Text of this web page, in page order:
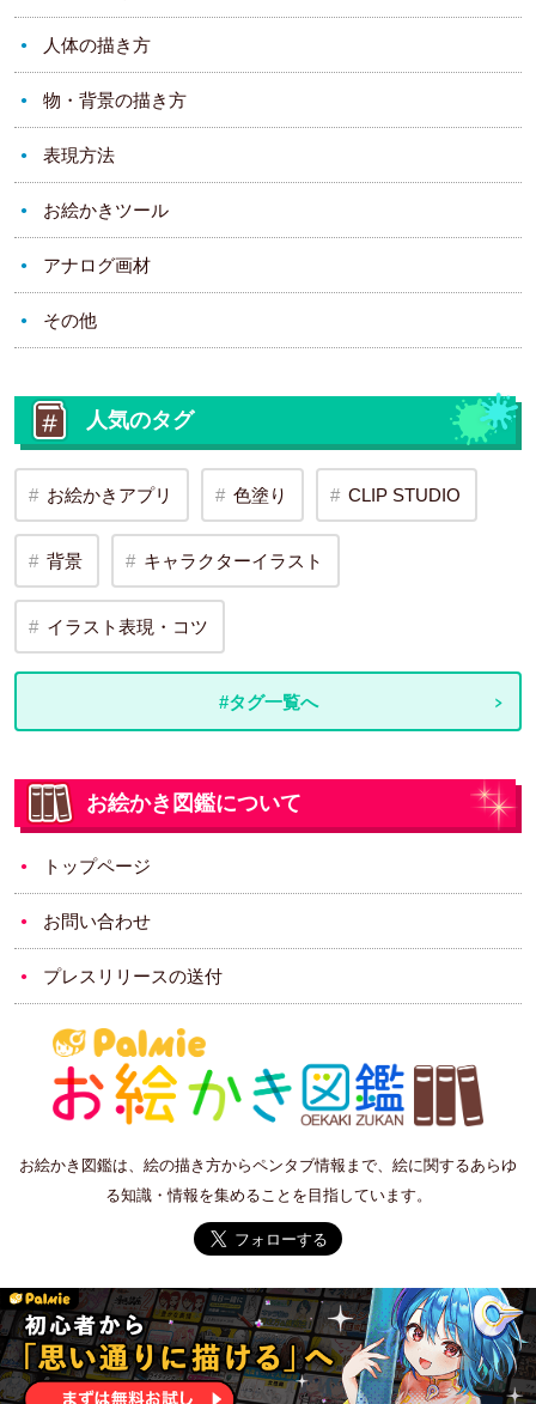
人体の描き方
物・背景の描き方
表現方法
お絵かきツール
アナログ画材
その他
人気のタグ
お絵かきアプリ 色塗り CLIP STUDIO
背景 キャラクターイラスト
イラスト表現・コツ
#タグ一覧へ
お絵かき図鑑について
トップページ
お問い合わせ
プレスリリースの送付
お絵かき図鑑は、絵の描き方からペンタブ情報まで、絵に関するあらゆ
る知識・情報を集めることを目指しています。